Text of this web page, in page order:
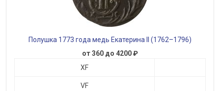
Полушка 1773 года медь Екатерина II (1762–1796)
от 360 до 4200 ₽
XF
VF